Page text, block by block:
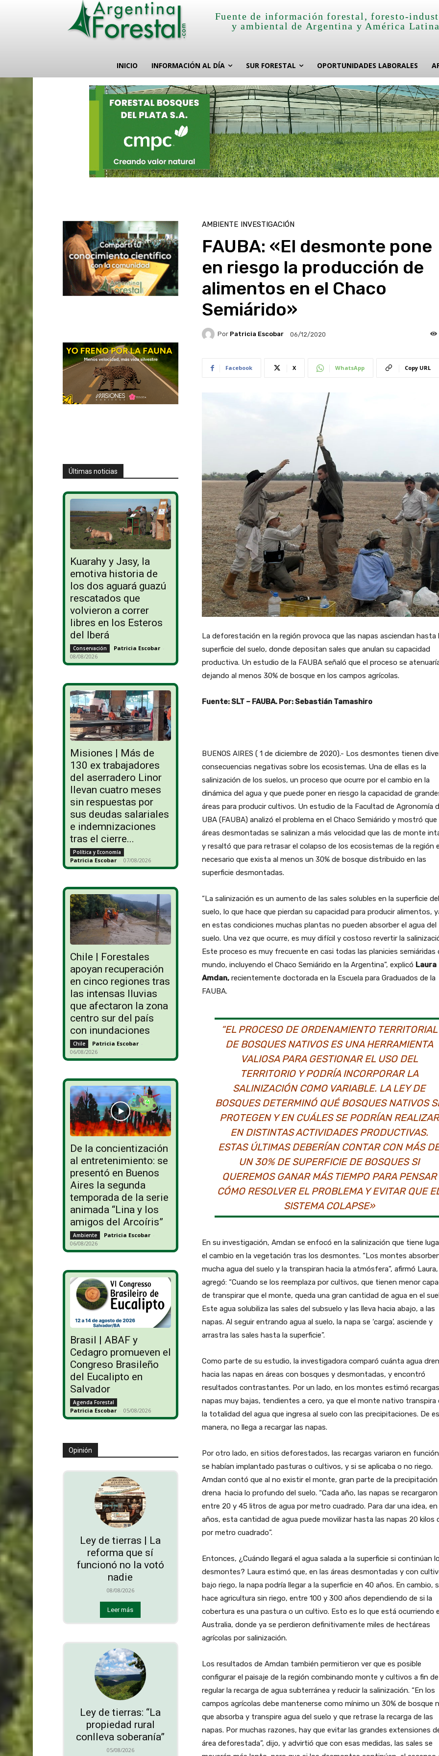
Fuente de información forestal, foresto-
y ambiental de Argentina y América
INICIO INFORMACIÓN AL DÍA SUR FORESTAL OPORTUNIDADES LABORALES
Últimas noticias
Kuarahy y Jasy, la
emotiva historia de
los dos aguará guazú
rescatados que
volvieron a correr
libres en los Esteros
del Iberá
Conservación Patricia Escobar -
08/08/2026
Misiones | Más de
130 ex trabajadores
del aserradero Linor
llevan cuatro meses
sin respuestas por
sus deudas salariales
e indemnizaciones
tras el cierre...
Política y Economía
Patricia Escobar - 07/08/2026
Chile | Forestales
apoyan recuperación
en cinco regiones tras
las intensas lluvias
que afectaron la zona
centro sur del país
con inundaciones
Chile Patricia Escobar -
06/08/2026
De la concientización
al entretenimiento: se
presentó en Buenos
Aires la segunda
temporada de la serie
animada “Lina y los
amigos del Arcoíris”
Ambiente Patricia Escobar -
06/08/2026
Brasil | ABAF y
Cedagro promueven el
Congreso Brasileño
del Eucalipto en
Salvador
Agenda Forestal
Patricia Escobar - 05/08/2026
Opinión
Ley de tierras | La
reforma que sí
funcionó no la votó
nadie
08/08/2026
Leer más
Ley de tierras: “La
propiedad rural
conlleva soberanía”
05/08/2026
AMBIENTE INVESTIGACIÓN
FAUBA: «El desmonte pone
en riesgo la producción de
alimentos en el Chaco
Semiárido»
Por Patricia Escobar 06/12/2020
Facebook X WhatsApp Copy URL
La deforestación en la región provoca que las napas asciendan hasta
superficie del suelo, donde depositan sales que anulan su capacidad
productiva. Un estudio de la FAUBA señaló que el proceso se
dejando al menos 30% de bosque en los campos agrícolas.
Fuente: SLT – FAUBA. Por: Sebastián Tamashiro
BUENOS AIRES ( 1 de diciembre de 2020).- Los desmontes tienen
consecuencias negativas sobre los ecosistemas. Una de ellas es la
salinización de los suelos, un proceso que ocurre por el cambio en la
dinámica del agua y que puede poner en riesgo la capacidad de
áreas para producir cultivos. Un estudio de la Facultad de Agronomía
UBA (FAUBA) analizó el problema en el Chaco Semiárido y mostró que
áreas desmontadas se salinizan a más velocidad que las de monte
y resaltó que para retrasar el colapso de los ecosistemas de la región
necesario que exista al menos un 30% de bosque distribuido en las
superficie desmontadas.
“La salinización es un aumento de las sales solubles en la superficie del
suelo, lo que hace que pierdan su capacidad para producir alimentos,
en estas condiciones muchas plantas no pueden absorber el agua del
suelo. Una vez que ocurre, es muy difícil y costoso revertir la
Este proceso es muy frecuente en casi todas las planicies semiáridas
mundo, incluyendo el Chaco Semiárido en la Argentina”, explicó Laura
Amdan,recientemente doctorada en la Escuela para Graduados de la
FAUBA.
“EL PROCESO DE ORDENAMIENTO TERRITORIAL
DE BOSQUES NATIVOS ES UNA HERRAMIENTA
VALIOSA PARA GESTIONAR EL USO DEL
TERRITORIO Y PODRÍA INCORPORAR LA
SALINIZACIÓN COMO VARIABLE. LA LEY DE
BOSQUES DETERMINÓ QUÉ BOSQUES NATIVOS
PROTEGEN Y EN CUÁLES SE PODRÍAN REALIZAR
EN DISTINTAS ACTIVIDADES PRODUCTIVAS.
ESTAS ÚLTIMAS DEBERÍAN CONTAR CON MÁS
UN 30% DE SUPERFICIE DE BOSQUES SI
QUEREMOS GANAR MÁS TIEMPO PARA PENSAR
CÓMO RESOLVER EL PROBLEMA Y EVITAR QUE
SISTEMA COLAPSE»
En su investigación, Amdan se enfocó en la salinización que tiene
el cambio en la vegetación tras los desmontes. “Los montes
mucha agua del suelo y la transpiran hacia la atmósfera”, afirmó
agregó: “Cuando se los reemplaza por cultivos, que tienen menor
de transpirar que el monte, queda una gran cantidad de agua en el
Este agua solubiliza las sales del subsuelo y las lleva hacia abajo, a las
napas. Al seguir entrando agua al suelo, la napa se ‘carga’, asciende y
arrastra las sales hasta la superficie”.
Como parte de su estudio, la investigadora comparó cuánta agua
hacia las napas en áreas con bosques y desmontadas, y encontró
resultados contrastantes. Por un lado, en los montes estimó
napas muy bajas, tendientes a cero, ya que el monte nativo transpira
la totalidad del agua que ingresa al suelo con las precipitaciones. De
manera, no llega a recargar las napas.
Por otro lado, en sitios deforestados, las recargas variaron en
se habían implantado pasturas o cultivos, y si se aplicaba o no riego.
Amdan contó que al no existir el monte, gran parte de la precipitación
drena hacia lo profundo del suelo. “Cada año, las napas se recargaron
entre 20 y 45 litros de agua por metro cuadrado. Para dar una idea,
años, esta cantidad de agua puede movilizar hasta las napas 20 kilos
por metro cuadrado”.
Entonces, ¿Cuándo llegará el agua salada a la superficie si continúan
desmontes? Laura estimó que, en las áreas desmontadas y con
bajo riego, la napa podría llegar a la superficie en 40 años. En cambio,
hace agricultura sin riego, entre 100 y 300 años dependiendo de si la
cobertura es una pastura o un cultivo. Esto es lo que está ocurriendo
Australia, donde ya se perdieron definitivamente miles de hectáreas
agrícolas por salinización.
Los resultados de Amdan también permitieron ver que es posible
configurar el paisaje de la región combinando monte y cultivos a fin de
regular la recarga de agua subterránea y reducir la salinización. “En los
campos agrícolas debe mantenerse como mínimo un 30% de bosque
que absorba y transpire agua del suelo y que retrase la recarga de las
napas. Por muchas razones, hay que evitar las grandes extensiones
área deforestada”, dijo, y advirtió que con esas medidas, las sales se